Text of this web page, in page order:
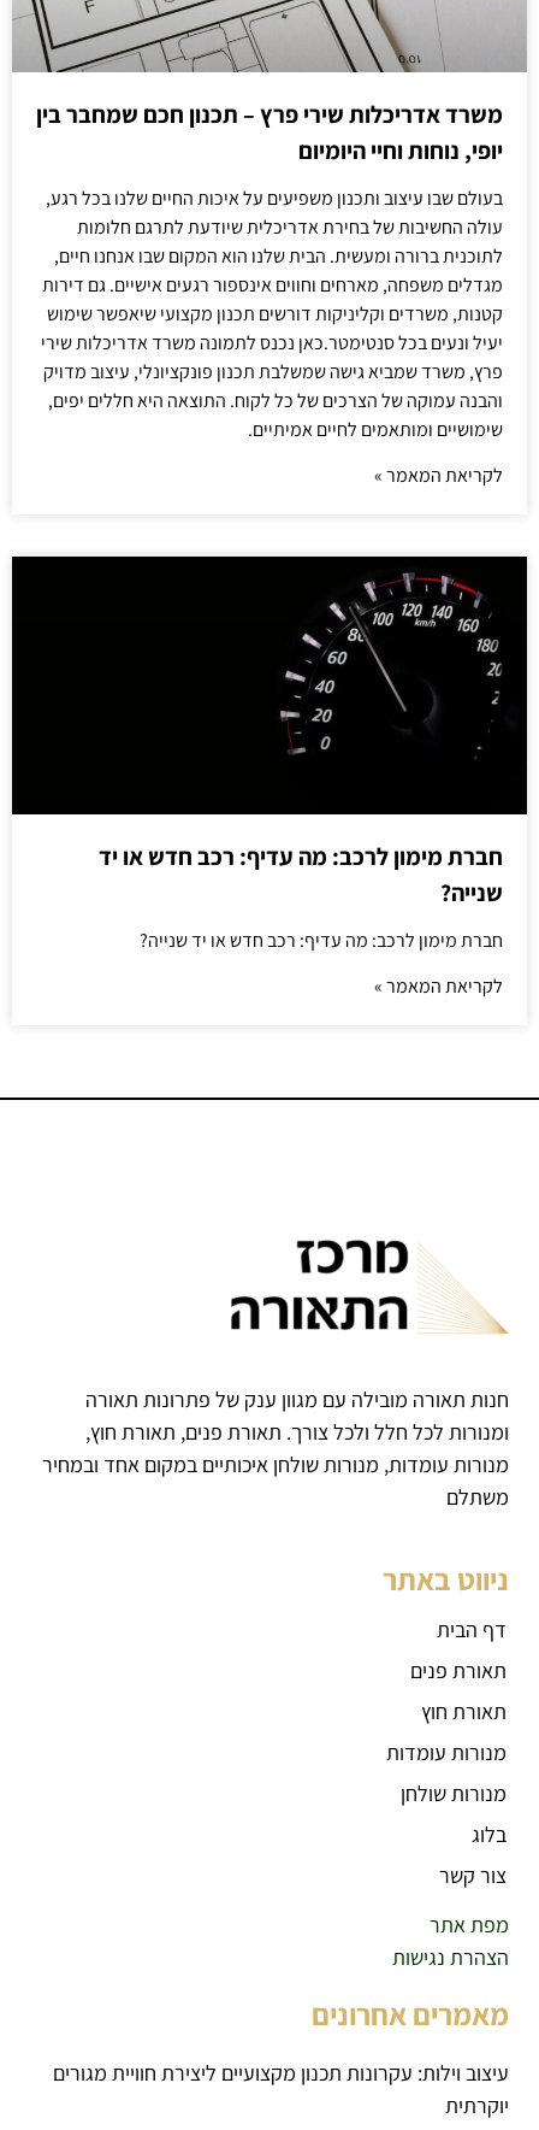
משרד אדריכלות שירי פרץ – תכנון חכם שמחבר בין
יופי, נוחות וחיי היומיום
בעולם שבו עיצוב ותכנון משפיעים על איכות החיים שלנו בכל רגע,
עולה החשיבות של בחירת אדריכלית שיודעת לתרגם חלומות
לתוכנית ברורה ומעשית. הבית שלנו הוא המקום שבו אנחנו חיים,
מגדלים משפחה, מארחים וחווים אינספור רגעים אישיים. גם דירות
קטנות, משרדים וקליניקות דורשים תכנון מקצועי שיאפשר שימוש
יעיל ונעים בכל סנטימטר.כאן נכנס לתמונה משרד אדריכלות שירי
פרץ, משרד שמביא גישה שמשלבת תכנון פונקציונלי, עיצוב מדויק
והבנה עמוקה של הצרכים של כל לקוח. התוצאה היא חללים יפים,
שימושיים ומותאמים לחיים אמיתיים.
לקריאת המאמר »
חברת מימון לרכב: מה עדיף: רכב חדש או יד
שנייה?
חברת מימון לרכב: מה עדיף: רכב חדש או יד שנייה?
לקריאת המאמר »
חנות תאורה מובילה עם מגוון ענק של פתרונות תאורה
ומנורות לכל חלל ולכל צורך. תאורת פנים, תאורת חוץ,
מנורות עומדות, מנורות שולחן איכותיים במקום אחד ובמחיר
משתלם
ניווט באתר
דף הבית
תאורת פנים
תאורת חוץ
מנורות עומדות
מנורות שולחן
בלוג
צור קשר
מפת אתר
הצהרת נגישות
מאמרים אחרונים
עיצוב וילות: עקרונות תכנון מקצועיים ליצירת חוויית מגורים
יוקרתית